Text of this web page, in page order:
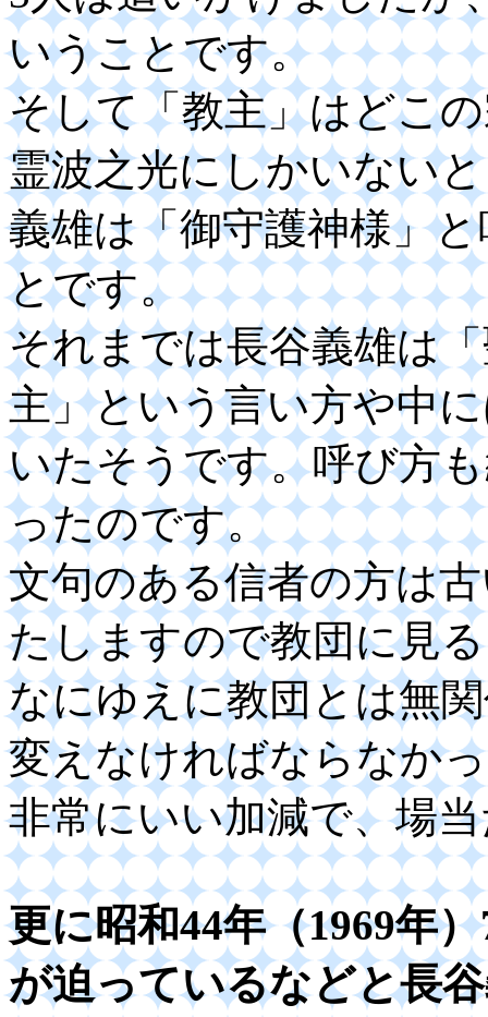
いうことです。
そして「教主」はどこ
霊波之光にしかいない
義雄は「御守護神様」
とです。
それまでは長谷義雄は
主」という言い方や中
いたそうです。呼び方
ったのです。
文句のある信者の方は
たしますので教団に見
なにゆえに教団とは無
変えなければならなか
非常にいい加減で、場
更に昭和44年（1969年
が迫っているなどと長